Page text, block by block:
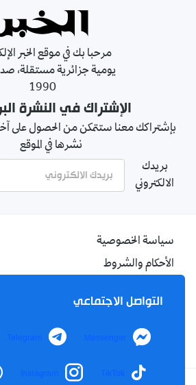
مرحبا بك في موقع الخبر
يومية جزائرية مستقلة،
1990
الإشتراك في النشرة
بإشتراكك معنا ستتمكن من الحصول على آخر
نشرها في الموقع
بريدك
الالكتروني
سياسة الخصوصية
الأحكام والشروط
اتصل بنا
من نحن
التواصل الاجتماعي
Messenger
Telegram
TikTok
Instagram